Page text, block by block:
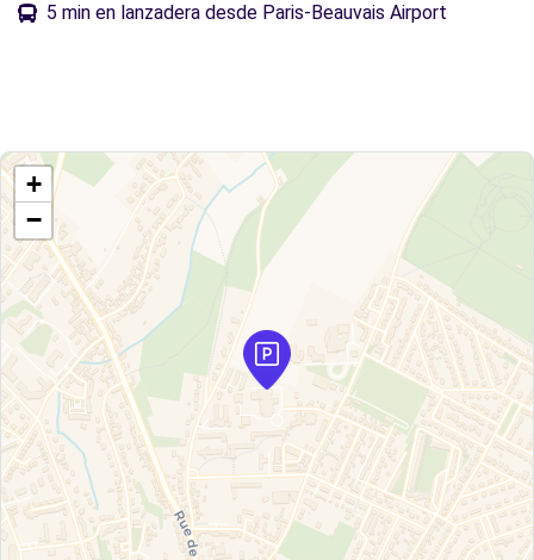
5 min en lanzadera desde Paris-Beauvais Airport
+
−